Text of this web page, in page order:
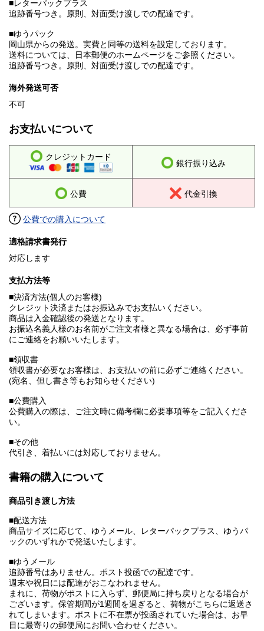
■レターパックプラス
追跡番号つき。原則、対面受け渡しでの配達です。
■ゆうパック
岡山県からの発送。実費と同等の送料を設定しております。
送料については、日本郵便のホームページをご参照ください。
追跡番号つき。原則、対面受け渡しでの配達です。
海外発送可否
不可
お支払いについて
クレジットカード
銀行振り込み
公費 代金引換
公費での購入について
適格請求書発行
対応します
支払方法等
■決済方法(個人のお客様)
クレジット決済またはお振込みでお支払いください。
商品は入金確認後の発送となります。
お振込名義人様のお名前がご注文者様と異なる場合は、必ず事前
にご連絡をお願いいたします。
■領収書
領収書が必要なお客様は、お支払いの前に必ずご連絡ください。
(宛名、但し書き等もお知らせください)
■公費購入
公費購入の際は、ご注文時に備考欄に必要事項等をご記入くださ
い。
■その他
代引き、着払いには対応しておりません。
書籍の購入について
商品引き渡し方法
■配送方法
商品サイズに応じて、ゆうメール、レターパックプラス、ゆうパ
ックのいずれかで発送いたします。
■ゆうメール
追跡番号はありません。ポスト投函での配達です。
週末や祝日には配達がおこなわれません。
まれに、荷物がポストに入らず、郵便局に持ち戻りとなる場合が
ございます。保管期間が1週間を過ぎると、荷物がこちらに返送さ
れてしまいます。ポストに不在票が投函されていた場合は、お早
目に最寄りの郵便局にお問い合わせください。